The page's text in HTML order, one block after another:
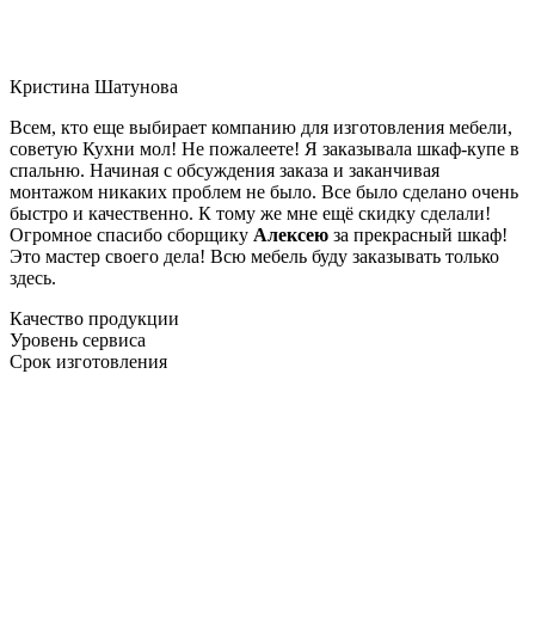
Кристина Шатунова
Всем, кто еще выбирает компанию для изготовления мебели,
советую Кухни мол! Не пожалеете! Я заказывала шкаф-купе в
спальню. Начиная с обсуждения заказа и заканчивая
монтажом никаких проблем не было. Все было сделано очень
быстро и качественно. К тому же мне ещё скидку сделали!
Огромное спасибо сборщику Алексею за прекрасный шкаф!
Это мастер своего дела! Всю мебель буду заказывать только
здесь.
Качество продукции
Уровень сервиса
Срок изготовления